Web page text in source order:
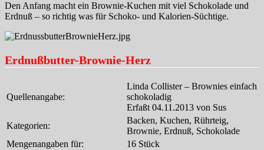
Den Anfang macht ein Brownie-Kuchen mit viel Schokolade und
Erdnuß – so richtig was für Schoko- und Kalorien-Süchtige.
Erdnußbutter-Brownie-Herz
Quellenangabe:
Linda Collister – Brownies einfach
schokoladig
Erfaßt 04.11.2013 von Sus
Kategorien:
Backen, Kuchen, Rührteig,
Brownie, Erdnuß, Schokolade
Mengenangaben für:
16 Stück